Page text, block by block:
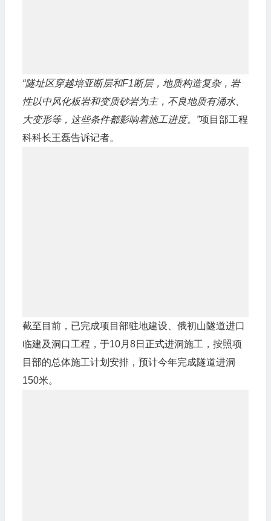
“隧址区穿越培亚断层和F1断层，地质构造复杂，岩
性以中风化板岩和变质砂岩为主，不良地质有涌水、
大变形等，这些条件都影响着施工进度。”项目部工程
科科长王磊告诉记者。
截至目前，已完成项目部驻地建设、俄初山隧道进口
临建及洞口工程，于10月8日正式进洞施工，按照项
目部的总体施工计划安排，预计今年完成隧道进洞
150米。